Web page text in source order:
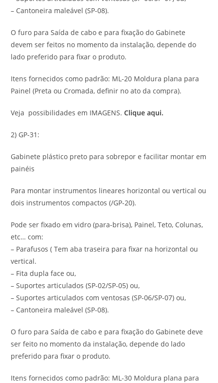
– Cantoneira maleável (SP-08).
O furo para Saída de cabo e para fixação do Gabinete
devem ser feitos no momento da instalação, depende do
lado preferido para fixar o produto.
Itens fornecidos como padrão: ML-20 Moldura plana para
Painel (Preta ou Cromada, definir no ato da compra).
Veja possibilidades em IMAGENS. Clique aqui.
2) GP-31:
Gabinete plástico preto para sobrepor e facilitar montar em
painéis
Para montar instrumentos lineares horizontal ou vertical ou
dois instrumentos compactos (/GP-20).
Pode ser fixado em vidro (para-brisa), Painel, Teto, Colunas,
etc… com:
– Parafusos ( Tem aba traseira para fixar na horizontal ou
vertical.
– Fita dupla face ou,
– Suportes articulados (SP-02/SP-05) ou,
– Suportes articulados com ventosas (SP-06/SP-07) ou,
– Cantoneira maleável (SP-08).
O furo para Saída de cabo e para fixação do Gabinete deve
ser feito no momento da instalação, depende do lado
preferido para fixar o produto.
Itens fornecidos como padrão: ML-30 Moldura plana para